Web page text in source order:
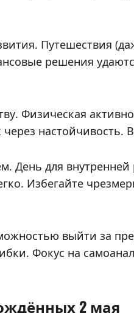
Путешествия
решения
Физическая
настойчивость.
День для
Избегайте
выйти за
Фокус на
2 мая